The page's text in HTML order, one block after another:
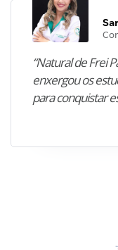
“Natural de Frei
enxergou os
para conquistar